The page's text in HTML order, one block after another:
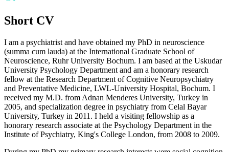
Short CV
I am a psychiatrist and have obtained my PhD in neuroscience
(summa cum lauda) at the International Graduate School of
Neuroscience, Ruhr University Bochum. I am based at the Uskudar
University Psychology Department and am a honorary research
fellow at the Research Department of Cognitive Neuropsychiatry
and Preventative Medicine, LWL-University Hospital, Bochum. I
received my M.D. from Adnan Menderes University, Turkey in
2005, and specialization degree in psychiatry from Celal Bayar
University, Turkey in 2011. I held a visiting fellowship as a
honorary research associate at the Psychology Department in the
Institute of Psychiatry, King's College London, from 2008 to 2009.